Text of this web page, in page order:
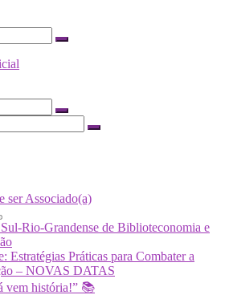
Search
Search
Search
ser Associado(a)
Rio-Grandense de Biblioteconomia e
Estratégias Práticas para Combater a
– NOVAS DATAS
vem história!” 📚